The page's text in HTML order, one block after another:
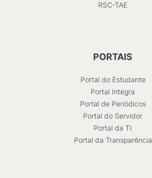
RSC-TAE
PORTAIS
Portal do Estudante
Portal Integra
Portal de Periódicos
Portal do Servidor
Portal da TI
Portal da Transparência